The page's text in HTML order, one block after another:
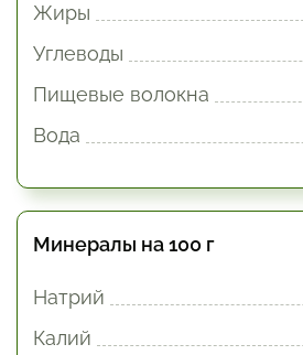
Жиры
Углеводы
Пищевые волокна
Вода
Минералы на 100 г
Натрий
Калий